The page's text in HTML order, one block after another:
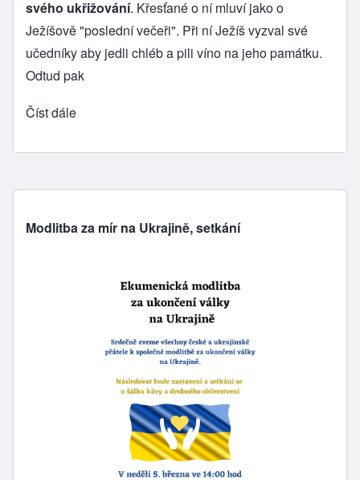
svého ukřižování. Křesťané o ní mluví jako o
Ježíšově "poslední večeři". Při ní Ježíš vyzval své
učedníky aby jedli chléb a pili víno na jeho památku.
Odtud pak
Číst dále
Modlitba za mír na Ukrajině, setkání